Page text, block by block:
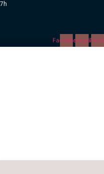
FacebookInstagram